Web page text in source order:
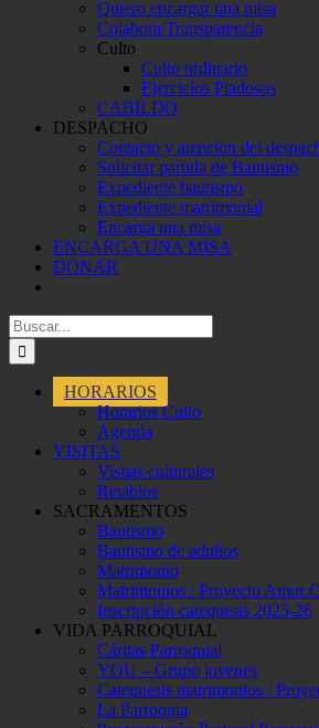
Quiero encargar una misa
Colabora/Transparencia
Culto
Culto ordinario
Ejercicios Piadosos
CABILDO
DESPACHO
Contacto y atención del
Solicitar partida de Bautismo
Expediente bautismo
Expediente matrimonial
Encarga una misa
ENCARGA UNA MISA
DONAR
Buscar:
HORARIOS
Horarios Culto
Agenda
VISITAS
Visitas culturales
Retablos
SACRAMENTOS
Bautismo
Bautismo de adultos
Matrimonio
Matrimonios / Proyecto Amor
Inscripción catequesis 2025-26
VIDA PARROQUIAL
Cáritas Parroquial
YOU – Grupo jovenes
Catequesis matrimonios /
La Parroquia